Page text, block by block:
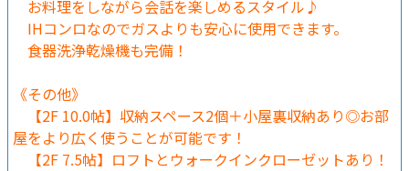
お料理をしながら会話を楽しめるスタイル♪
IHコンロなのでガスよりも安心に使用できます。
食器洗浄乾燥機も完備！
《その他》
【2F 10.0帖】収納スペース2個＋小屋裏収納あり◎お部
屋をより広く使うことが可能です！
【2F 7.5帖】ロフトとウォークインクローゼットあり！